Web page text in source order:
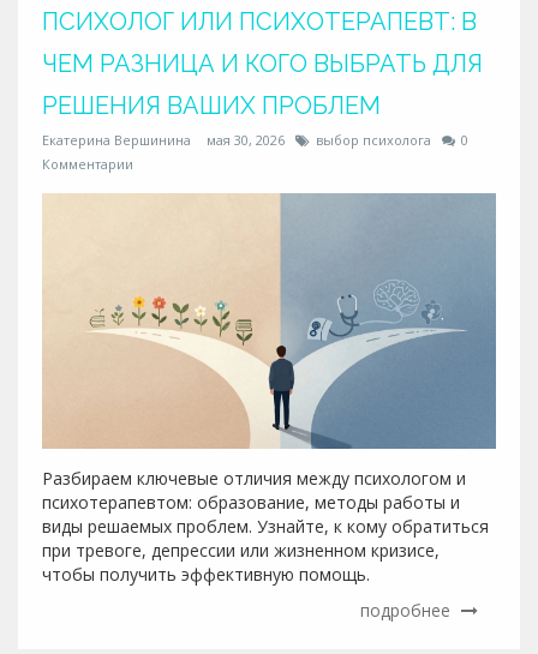
ПСИХОЛОГ ИЛИ ПСИХОТЕРАПЕВТ: В
ЧЕМ РАЗНИЦА И КОГО ВЫБРАТЬ ДЛЯ
РЕШЕНИЯ ВАШИХ ПРОБЛЕМ
Екатерина Вершинина мая 30, 2026 выбор психолога
0
Комментарии
Разбираем ключевые отличия между психологом и
психотерапевтом: образование, методы работы и
виды решаемых проблем. Узнайте, к кому обратиться
при тревоге, депрессии или жизненном кризисе,
чтобы получить эффективную помощь.
подробнее